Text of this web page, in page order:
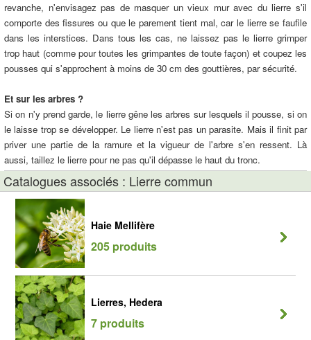
revanche, n'envisagez pas de masquer un vieux mur avec du lierre s'il
comporte des fissures ou que le parement tient mal, car le lierre se faufile
dans les interstices. Dans tous les cas, ne laissez pas le lierre grimper
trop haut (comme pour toutes les grimpantes de toute façon) et coupez les
pousses qui s'approchent à moins de 30 cm des gouttières, par sécurité.
Et sur les arbres ?
Si on n'y prend garde, le lierre gêne les arbres sur lesquels il pousse, si on
le laisse trop se développer. Le lierre n'est pas un parasite. Mais il finit par
priver une partie de la ramure et la vigueur de l'arbre s'en ressent. Là
aussi, taillez le lierre pour ne pas qu'il dépasse le haut du tronc.
Catalogues associés : Lierre commun
Haie Mellifère
205 produits
Lierres, Hedera
7 produits